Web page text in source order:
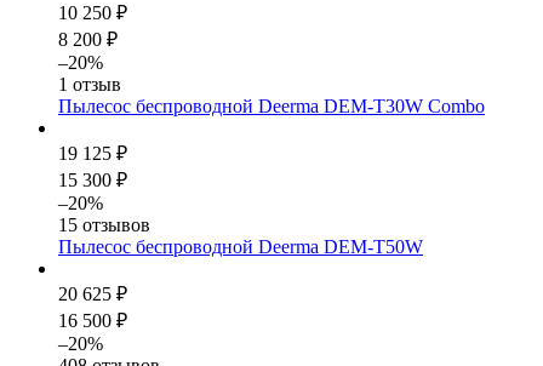
10 250 ₽
8 200 ₽
–20%
1 отзыв
Пылесос беспроводной Deerma DEM-T30W Combo
19 125 ₽
15 300 ₽
–20%
15 отзывов
Пылесос беспроводной Deerma DEM-T50W
20 625 ₽
16 500 ₽
–20%